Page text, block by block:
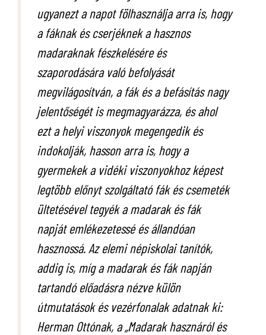
ugyanezt a napot fölhasználja arra is, hogy
a fáknak és cserjéknek a hasznos
madaraknak fészkelésére és
szaporodására való befolyását
megvilágosítván, a fák és a befásítás nagy
jelentőségét is megmagyarázza, és ahol
ezt a helyi viszonyok megengedik és
indokolják, hasson arra is, hogy a
gyermekek a vidéki viszonyokhoz képest
legtöbb előnyt szolgáltató fák és csemeték
ültetésével tegyék a madarak és fák
napját emlékezetessé és állandóan
hasznossá. Az elemi népiskolai tanítók,
addig is, míg a madarak és fák napján
tartandó előadásra nézve külön
útmutatások és vezérfonalak adatnak ki:
Herman Ottónak, a „Madarak hasznáról és